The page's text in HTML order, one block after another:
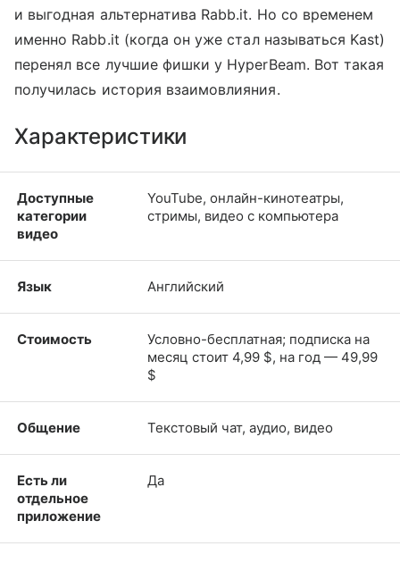
и выгодная альтернатива Rabb.it. Но со временем
именно Rabb.it (когда он уже стал называться Kast)
перенял все лучшие фишки у HyperBeam. Вот такая
получилась история взаимовлияния.
Характеристики
Доступные
категории
видео
YouTube, онлайн-кинотеатры,
стримы, видео с компьютера
Язык Английский
Стоимость
Условно-бесплатная; подписка на
месяц стоит 4,99 $, на год — 49,99
$
Общение Текстовый чат, аудио, видео
Есть ли
отдельное
приложение
Да